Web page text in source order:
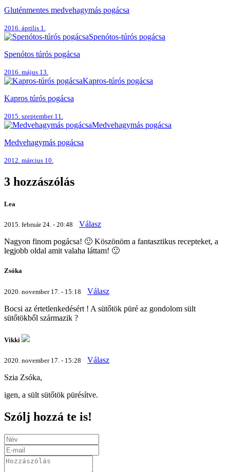
Gluténmentes medvehagymás pogácsa
2016. április 1.
Spenótos-túrós pogácsa
Spenótos túrós pogácsa
2016. május 13.
Kapros-túrós pogácsa
Kapros túrós pogácsa
2015. szeptember 11.
Medvehagymás pogácsa
Medvehagymás pogácsa
2012. március 10.
3 hozzászólás
Lea
2015. február 24. - 20:48
Válasz
Nagyon finom pogácsa! 🙂 Köszönöm a fantasztikus recepteket, a
legjobb oldal amit valaha láttam! 🙂
Zsóka
2020. november 17. - 15:18
Válasz
Bocsi az értetlenkedésért ! A sütőtök püré az gondolom sült
sütőtökből származik ?
Vikki
2020. november 17. - 15:28
Válasz
Szia Zsóka,
igen, a sült sütőtök pürésítve.
Szólj hozzá te is!